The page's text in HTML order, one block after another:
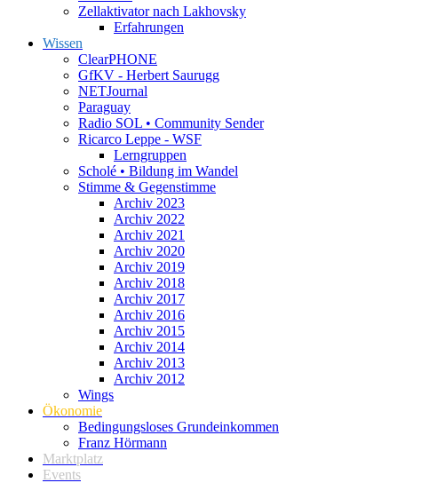
Zellaktivator nach Lakhovsky
Erfahrungen
Wissen
ClearPHONE
GfKV - Herbert Saurugg
NETJournal
Paraguay
Radio SOL • Community Sender
Ricarco Leppe - WSF
Lerngruppen
Scholé • Bildung im Wandel
Stimme & Gegenstimme
Archiv 2023
Archiv 2022
Archiv 2021
Archiv 2020
Archiv 2019
Archiv 2018
Archiv 2017
Archiv 2016
Archiv 2015
Archiv 2014
Archiv 2013
Archiv 2012
Wings
Ökonomie
Bedingungsloses Grundeinkommen
Franz Hörmann
Marktplatz
Events